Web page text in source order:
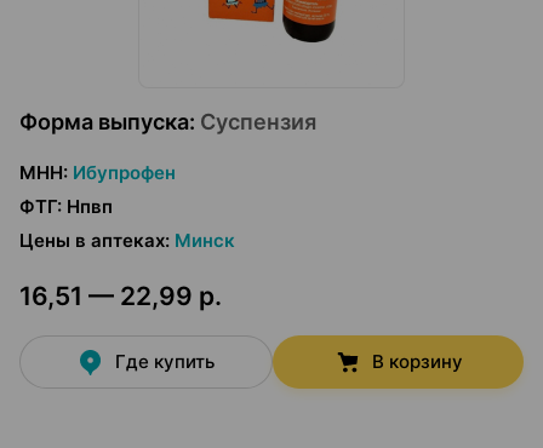
Форма выпуска: Суспензия
МНН: Ибупрофен
ФТГ: Нпвп
Цены в аптеках: Минск
16,51 — 22,99 р.
Где купить В корзину